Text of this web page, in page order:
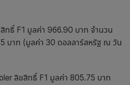
ธิ์ F1 มูลค่า 966.90 บาท จำนวน
บาท (มูลค่า 30 ดอลลาร์สหรัฐ ณ วัน
ลิขสิทธิ์ F1 มูลค่า 805.75 บาท